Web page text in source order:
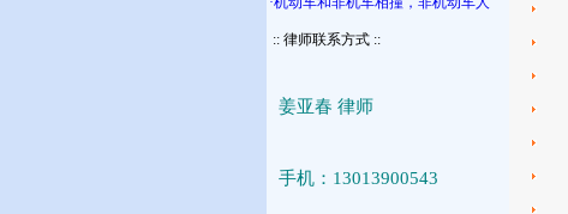
:: 律师联系方式 ::
姜亚春 律师
手机：13013900543